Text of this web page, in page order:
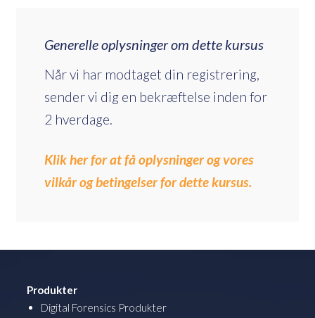
Generelle oplysninger om dette kursus
Når vi har modtaget din registrering,
sender vi dig en bekræftelse inden for
2 hverdage.
Klik her for at få oplysninger og vores
vilkår og betingelser for dette kursus.
Produkter
Digital Forensics Produkter